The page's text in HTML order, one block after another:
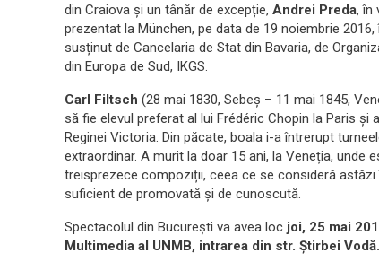
din Craiova și un tânăr de excepție, Andrei Preda, în
prezentat la München, pe data de 19 noiembrie
susținut de Cancelaria de Stat din Bavaria, de
din Europa de Sud, IKGS.
Carl Filtsch (28 mai 1830, Sebeș – 11 mai 1845,
să fie elevul preferat al lui Frédéric Chopin la Paris
Reginei Victoria. Din păcate, boala i-a întrerupt
extraordinar. A murit la doar 15 ani, la Veneția, unde
treisprezece compoziții, ceea ce se consideră
suficient de promovată și de cunoscută.
Spectacolul din București va avea loc joi, 25 mai
Multimedia al UNMB, intrarea din str. Știrbei Vodă.